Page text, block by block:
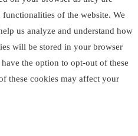
of the website. We
us analyze and understand how
will be stored in your browser
the option to opt-out of these
these cookies may affect your